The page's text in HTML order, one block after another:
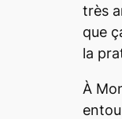
très
que
la
À